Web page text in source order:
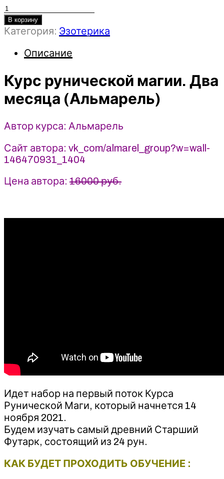
Количество
товара
Курс
магии.
месяца
Альмарель
В корзину
Категория: Эзотерика
Описание
Курс рунической магии. Два
месяца (Альмарель)
Автор курса: Альмарель
Сайт автора: vk_com/almarel_group?w=wall-
146470931_1404
Цена автора: 16000 руб.
Идет набор на первый поток Курса
Рунической Маги, который начнется 14
ноября 2021.
Будем изучать самый древний Старший
Футарк, состоящий из 24 рун.
‍КАК БУДЕТ ПРОХОДИТЬ ОБУЧЕНИЕ :